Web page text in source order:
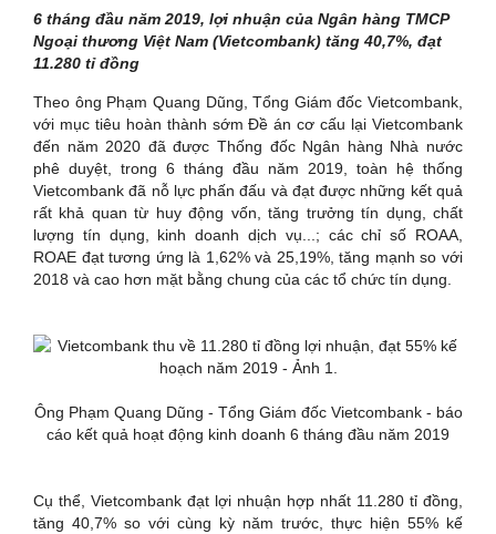
6 tháng đầu năm 2019, lợi nhuận của Ngân hàng TMCP
Ngoại thương Việt Nam (Vietcombank) tăng 40,7%, đạt
11.280 tỉ đồng
Theo ông Phạm Quang Dũng, Tổng Giám đốc Vietcombank,
với mục tiêu hoàn thành sớm Đề án cơ cấu lại Vietcombank
đến năm 2020 đã được Thống đốc Ngân hàng Nhà nước
phê duyệt, trong 6 tháng đầu năm 2019, toàn hệ thống
Vietcombank đã nỗ lực phấn đấu và đạt được những kết quả
rất khả quan từ huy động vốn, tăng trưởng tín dụng, chất
lượng tín dụng, kinh doanh dịch vụ...; các chỉ số ROAA,
ROAE đạt tương ứng là 1,62% và 25,19%, tăng mạnh so với
2018 và cao hơn mặt bằng chung của các tổ chức tín dụng.
Ông Phạm Quang Dũng - Tổng Giám đốc Vietcombank - báo
cáo kết quả hoạt động kinh doanh 6 tháng đầu năm 2019
Cụ thể, Vietcombank đạt lợi nhuận hợp nhất 11.280 tỉ đồng,
tăng 40,7% so với cùng kỳ năm trước, thực hiện 55% kế